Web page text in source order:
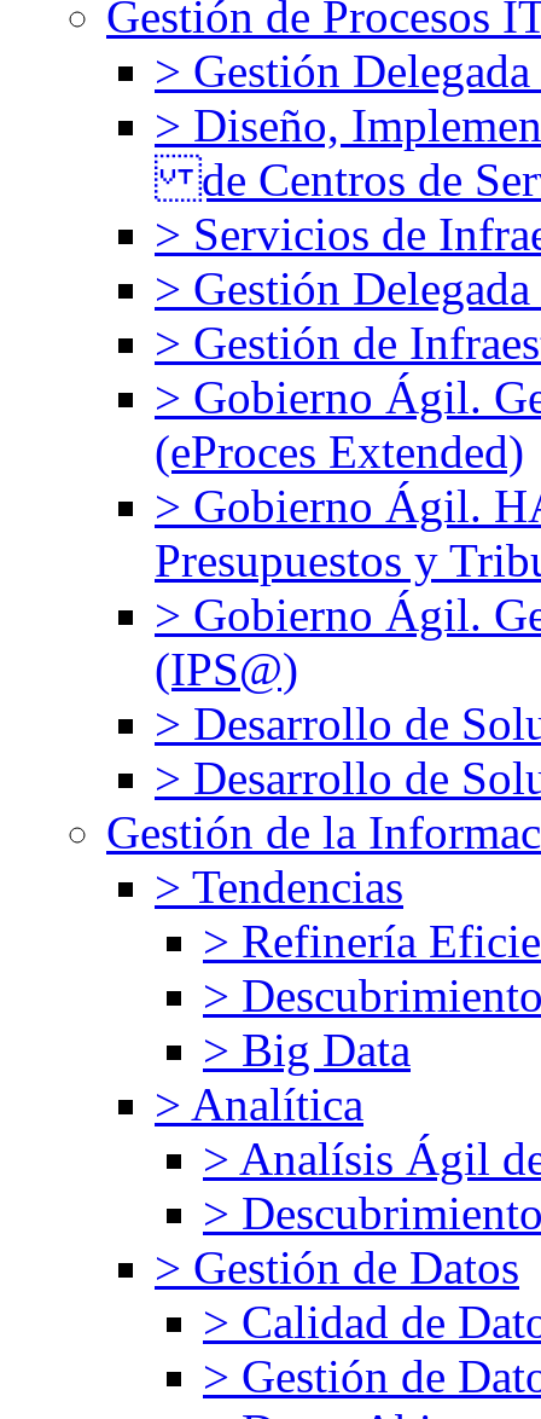
Gestión de Procesos
> Gestión
> Diseño,
de Centros de
> Servicios de
> Gestión
> Gestión de
> Gobierno Ágil.
(eProces Extended)
> Gobierno Ágil.
Presupuestos y
> Gobierno Ágil.
(IPS@)
> Desarrollo de
> Desarrollo de
Gestión de la
> Tendencias
> Refinería
>
> Big Data
> Analítica
> Analísis Ágil
>
> Gestión de Datos
> Calidad de
> Gestión de